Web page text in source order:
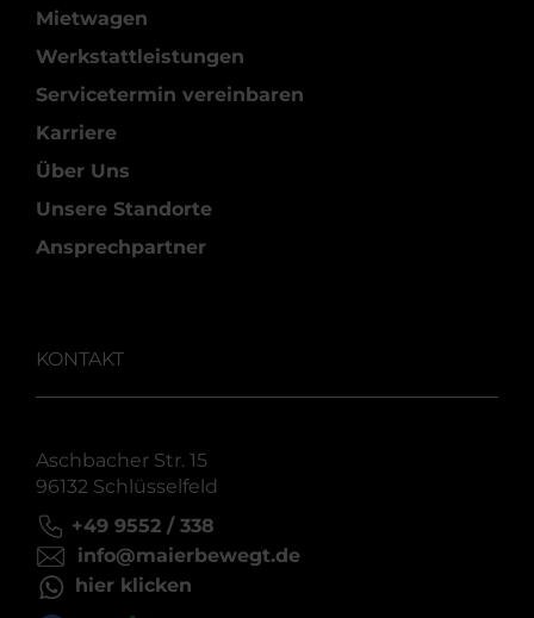
Mietwagen
Werkstattleistungen
Servicetermin vereinbaren
Karriere
Über Uns
Unsere Standorte
Ansprechpartner
KONTAKT
Aschbacher Str. 15
96132 Schlüsselfeld
+49 9552 / 338
info@maierbewegt.de
hier klicken